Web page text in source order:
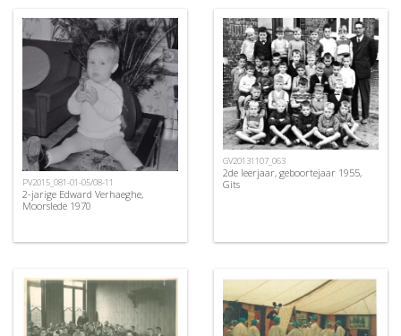
PV2015_081-01-05/08-11
2-jarige Edward Verhaeghe,
Moorslede 1970
GV20131107_063
2de leerjaar, geboortejaar 1955,
Gits